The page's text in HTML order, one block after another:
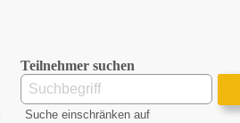
Teilnehmer suchen
Suche einschränken auf